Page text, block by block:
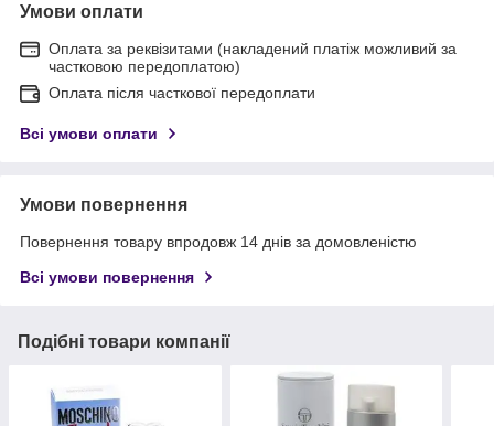
Умови оплати
Оплата за реквізитами (накладений платіж можливий за
частковою передоплатою)
Оплата після часткової передоплати
Всі умови оплати
Умови повернення
Повернення товару впродовж 14 днів за домовленістю
Всі умови повернення
Подібні товари компанії